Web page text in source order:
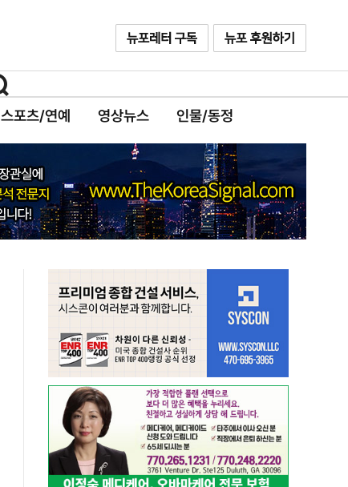
스포츠/연예 영상뉴스 인물/동정